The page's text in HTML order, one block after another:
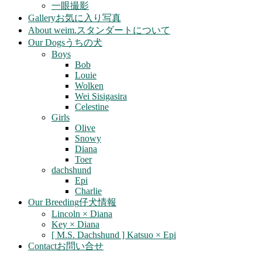
一眼撮影
Galleryお気に入り写真
About weim.スタンダートについて
Our Dogsうちの犬
Boys
Bob
Louie
Wolken
Wei Sisigasira
Celestine
Girls
Olive
Snowy
Diana
Toer
dachshund
Epi
Charlie
Our Breeding仔犬情報
Lincoln × Diana
Key × Diana
[ M.S. Dachshund ] Katsuo × Epi
Contactお問い合せ